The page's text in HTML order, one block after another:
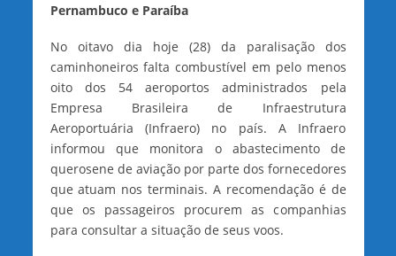
Pernambuco e Paraíba
No oitavo dia hoje (28) da paralisação dos
caminhoneiros falta combustível em pelo menos
oito dos 54 aeroportos administrados pela
Empresa Brasileira de Infraestrutura
Aeroportuária (Infraero) no país. A Infraero
informou que monitora o abastecimento de
querosene de aviação por parte dos fornecedores
que atuam nos terminais. A recomendação é de
que os passageiros procurem as companhias
para consultar a situação de seus voos.